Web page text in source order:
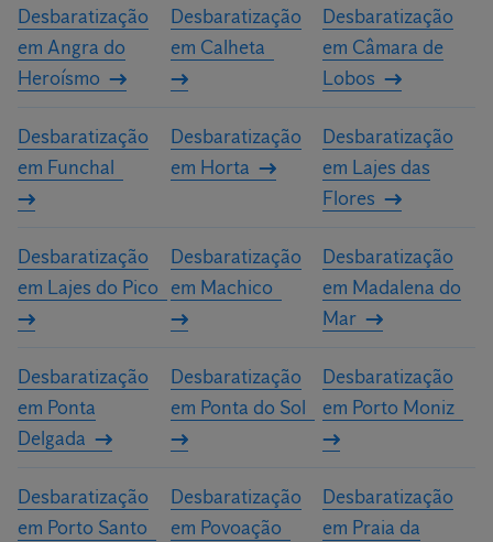
os nossos especialistas irão elaborar um orçamento
personalizado para a sua casa ou a sua empresa.
Desbaratização
em Angra do
Heroísmo
Desbaratização
em Calheta
Desbaratização
em Câmara de
Lobos
Desbaratização
em Funchal
Desbaratização
em Horta
Desbaratização
em Lajes das
Flores
Desbaratização
em Lajes do Pico
Desbaratização
em Machico
Desbaratização
em Madalena do
Mar
Desbaratização
em Ponta
Delgada
Desbaratização
em Ponta do Sol
Desbaratização
em Porto Moniz
Desbaratização
em Porto Santo
Desbaratização
em Povoação
Desbaratização
em Praia da